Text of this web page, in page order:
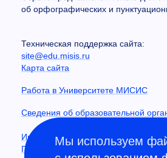
об орфографических и
Техническая поддержка сайта:
site@edu.misis.ru
Карта сайта
Работа в Университете МИСИС
Сведения об образовательной
Информация о закупках
Противодействие коррупции
Мы используем